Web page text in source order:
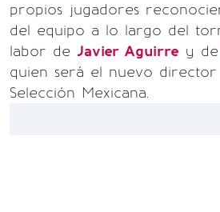
propios jugadores
del equipo a lo largo del
labor de Javier Aguirre y de
quien será el nuevo
Selección Mexicana.